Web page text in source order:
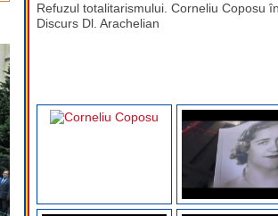
Refuzul totalitarismului. Corneliu Coposu
Discurs Dl. Arachelian